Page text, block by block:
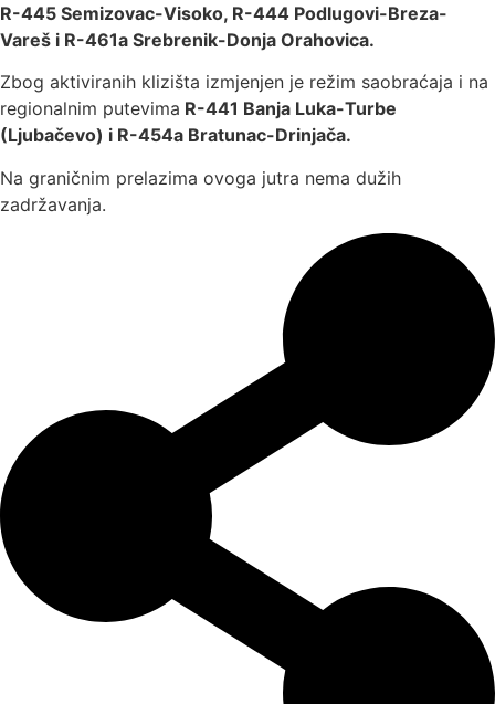
R-445 Semizovac-Visoko, R-444 Podlugovi-Breza-
Vareš i R-461a Srebrenik-Donja Orahovica.
Zbog aktiviranih klizišta izmjenjen je režim saobraćaja i na
regionalnim putevima R-441 Banja Luka-Turbe
(Ljubačevo) i R-454a Bratunac-Drinjača.
Na graničnim prelazima ovoga jutra nema dužih
zadržavanja.